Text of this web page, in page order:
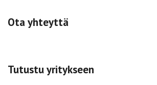
Ota yhteyttä
Tutustu yritykseen